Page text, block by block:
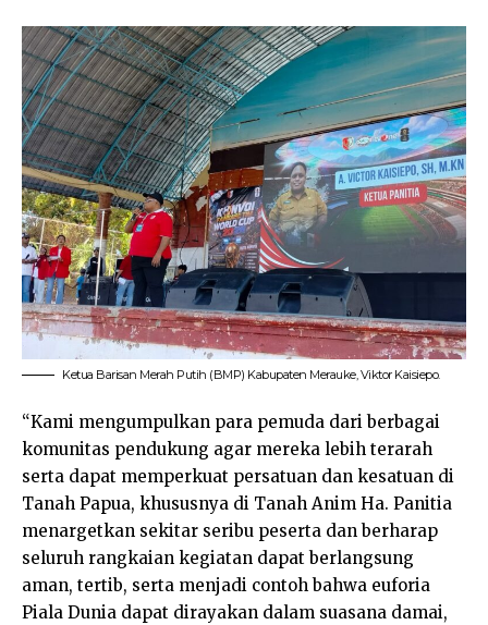
Ketua Barisan Merah Putih (BMP) Kabupaten Merauke, Viktor Kaisiepo.
“Kami mengumpulkan para pemuda dari berbagai
komunitas pendukung agar mereka lebih terarah
serta dapat memperkuat persatuan dan kesatuan di
Tanah Papua, khususnya di Tanah Anim Ha. Panitia
menargetkan sekitar seribu peserta dan berharap
seluruh rangkaian kegiatan dapat berlangsung
aman, tertib, serta menjadi contoh bahwa euforia
Piala Dunia dapat dirayakan dalam suasana damai,